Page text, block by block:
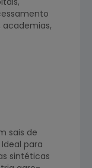
academias,
sais de
para
sintéticas